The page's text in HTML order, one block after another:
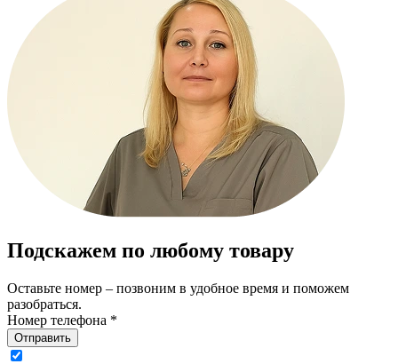
Подскажем по любому товару
Оставьте номер – позвоним в удобное время и поможем
разобраться.
Номер телефона *
Отправить